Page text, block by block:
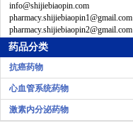
info@shijiebiaopin.com
pharmacy.shijiebiaopin1@gmail.com
pharmacy.shijiebiaopin2@gmail.com
药品分类
抗癌药物
心血管系统药物
激素内分泌药物